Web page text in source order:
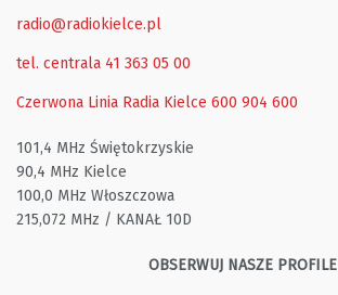
radio@radiokielce.pl
tel. centrala 41 363 05 00
Czerwona Linia Radia Kielce 600 904 600
101,4 MHz Świętokrzyskie
90,4 MHz Kielce
100,0 MHz Włoszczowa
215,072 MHz / KANAŁ 10D
OBSERWUJ NASZE PROFILE